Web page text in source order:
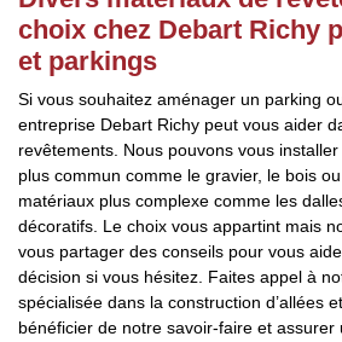
choix chez Debart Richy
et parkings
Si vous souhaitez aménager un parking
entreprise Debart Richy peut vous aider
revêtements. Nous pouvons vous
plus commun comme le gravier, le bois ou
matériaux plus complexe comme les
décoratifs. Le choix vous appartint mais
vous partager des conseils pour vous
décision si vous hésitez. Faites appel à
spécialisée dans la construction d’allées
bénéficier de notre savoir-faire et assurer